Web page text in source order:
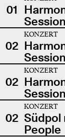
01
Session
02
KONZERT
Session
02
KONZERT
Session
02
KONZERT
Südpol
People